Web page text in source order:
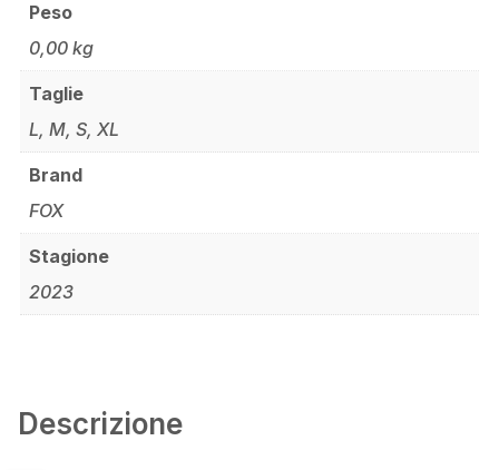
Peso
0,00 kg
Taglie
L, M, S, XL
Brand
FOX
Stagione
2023
Descrizione